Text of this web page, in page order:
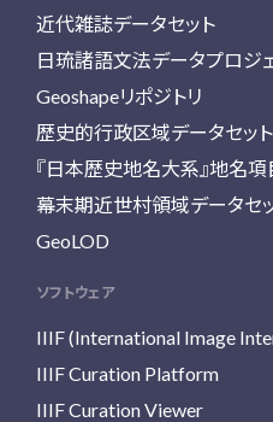
近代雑誌データセット
日琉諸語文法データプロジ
Geoshapeリポジトリ
歴史的行政区域データセッ
『日本歴史地名大系』地名項
幕末期近世村領域データセ
GeoLOD
ソフトウェア
IIIF (International Image
IIIF Curation Platform
IIIF Curation Viewer